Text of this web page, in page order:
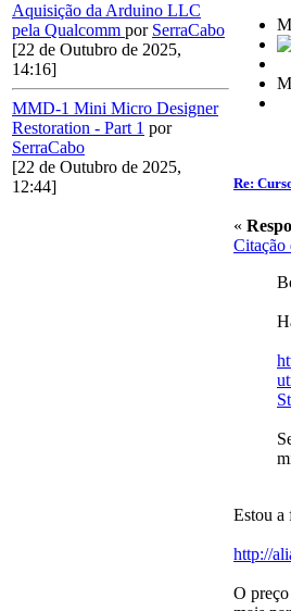
Aquisição da Arduino LLC
pela Qualcomm por SerraCabo
[22 de Outubro de 2025,
14:16]
MMD-1 Mini Micro Designer
Restoration - Part 1 por
SerraCabo
[22 de Outubro de 2025,
12:44]
Re:
«
Citação
Estou a
http://
O